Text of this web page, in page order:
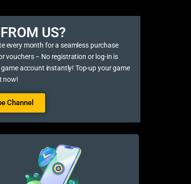
US?​
every month for a seamless purchase
vouchers – No registration or log-in is
account instantly! Top-up your game
now!
Channel